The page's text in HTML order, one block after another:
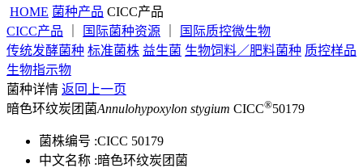
HOME 菌种产品 CICC产品
CICC产品
国际菌种资源
国际质控微生物
传统发酵菌种 标准菌株 益生菌 生物饲料／肥料菌种 质控样品
生物指示物
菌种详情 返回上一页
暗色环纹炭团菌Annulohypoxylon stygium CICC®50179
菌株编号 :CICC 50179
中文名称 :暗色环纹炭团菌